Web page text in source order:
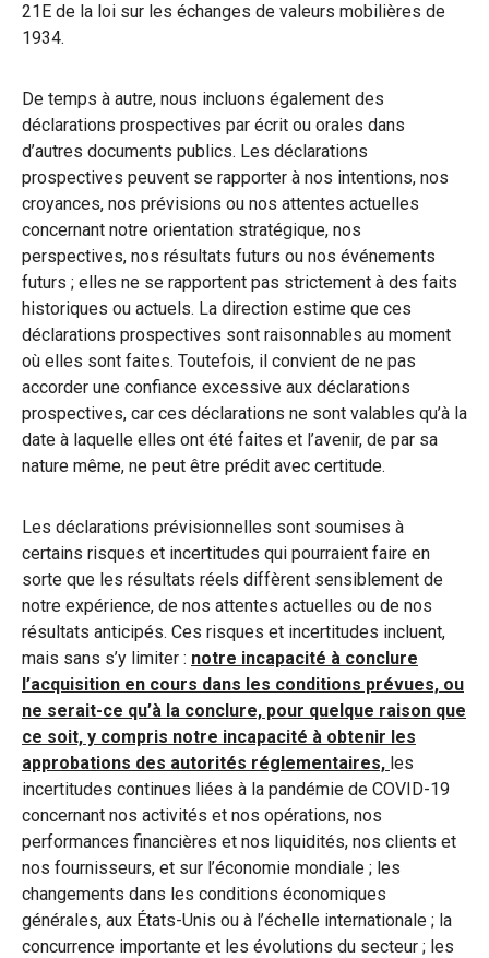
21E de la loi sur les échanges de valeurs mobilières de
1934.
De temps à autre, nous incluons également des
déclarations prospectives par écrit ou orales dans
d’autres documents publics. Les déclarations
prospectives peuvent se rapporter à nos intentions, nos
croyances, nos prévisions ou nos attentes actuelles
concernant notre orientation stratégique, nos
perspectives, nos résultats futurs ou nos événements
futurs ; elles ne se rapportent pas strictement à des faits
historiques ou actuels. La direction estime que ces
déclarations prospectives sont raisonnables au moment
où elles sont faites. Toutefois, il convient de ne pas
accorder une confiance excessive aux déclarations
prospectives, car ces déclarations ne sont valables qu’à la
date à laquelle elles ont été faites et l’avenir, de par sa
nature même, ne peut être prédit avec certitude.
Les déclarations prévisionnelles sont soumises à
certains risques et incertitudes qui pourraient faire en
sorte que les résultats réels diffèrent sensiblement de
notre expérience, de nos attentes actuelles ou de nos
résultats anticipés. Ces risques et incertitudes incluent,
mais sans s’y limiter : notre incapacité à conclure
l’acquisition en cours dans les conditions prévues, ou
ne serait-ce qu’à la conclure, pour quelque raison que
ce soit, y compris notre incapacité à obtenir les
approbations des autorités réglementaires, les
incertitudes continues liées à la pandémie de COVID-19
concernant nos activités et nos opérations, nos
performances financières et nos liquidités, nos clients et
nos fournisseurs, et sur l’économie mondiale ; les
changements dans les conditions économiques
générales, aux États-Unis ou à l’échelle internationale ; la
concurrence importante et les évolutions du secteur ; les